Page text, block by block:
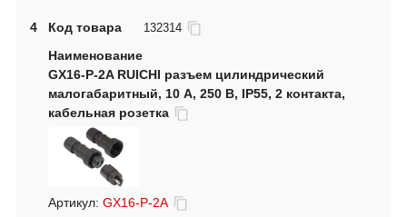
4 Код товара 132314
GX16-P-2A RUICHI разъем цилиндрический
малогабаритный, 10 А, 250 В, IP55, 2 контакта,
кабельная розетка
Артикул: GX16-P-2A